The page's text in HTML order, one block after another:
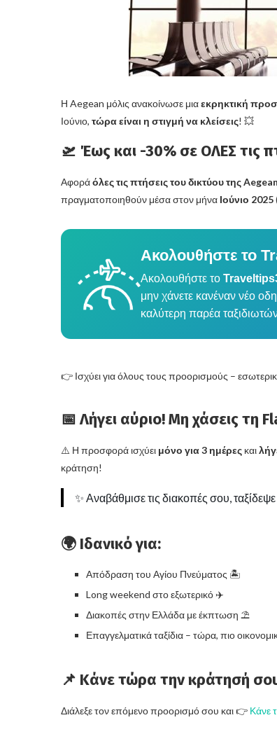
Η Aegean μόλις ανακοίνωσε μιαεκρηκτική
Ιούνιο, τώρα είναι η στιγμή να κλείσεις! 💥
🛫 Έως και -30% σε ΟΛΕΣ τις
Αφοράόλες τις πτήσεις του δικτύου της Aegean
πραγματοποιηθούν μέσα στον μήνα Ιούνιο 2025
Ακολουθήστε το
Ακολουθήστε το
μην χάνετε κανέναν νέο
καλύτερη παρέα
👉 Ισχύει για όλους τους προορισμούς –
📅 Λήγει αύριο! Μη χάσεις τη
⚠️ Η προσφορά ισχύει μόνο για 3 ημέρες και
κράτηση!
✨ Αναβάθμισε τις διακοπές σου,
🌍 Ιδανικό για:
Απόδραση του Αγίου Πνεύματος 🏝️
Long weekend στο εξωτερικό ✈️
Διακοπές στην Ελλάδα με έκπτωση ⛱️
Επαγγελματικά ταξίδια – τώρα, πιο
📌 Κάνε τώρα την κράτησή
Διάλεξε τον επόμενο προορισμό σου και 👉 Κάνε